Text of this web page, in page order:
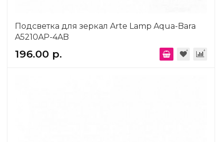
Подсветка для зеркал Arte Lamp Aqua-Bara
A5210AP-4AB
196.00 р.